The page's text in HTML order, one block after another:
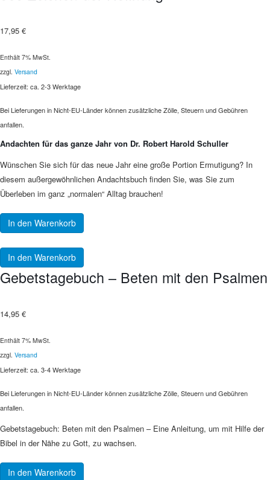
17,95 €
Enthält 7% MwSt.
zzgl. Versand
Lieferzeit: ca. 2-3 Werktage
Bei Lieferungen in Nicht-EU-Länder können zusätzliche Zölle, Steuern und Gebühren
anfallen.
Andachten für das ganze Jahr von Dr. Robert Harold Schuller
Wünschen Sie sich für das neue Jahr eine große Portion Ermutigung? In
diesem außergewöhnlichen Andachtsbuch finden Sie, was Sie zum
Überleben im ganz „normalen“ Alltag brauchen!
In den Warenkorb
In den Warenkorb
Gebetstagebuch – Beten mit den Psalmen
14,95 €
Enthält 7% MwSt.
zzgl. Versand
Lieferzeit: ca. 3-4 Werktage
Bei Lieferungen in Nicht-EU-Länder können zusätzliche Zölle, Steuern und Gebühren
anfallen.
Gebetstagebuch: Beten mit den Psalmen – Eine Anleitung, um mit Hilfe der
Bibel in der Nähe zu Gott, zu wachsen.
In den Warenkorb